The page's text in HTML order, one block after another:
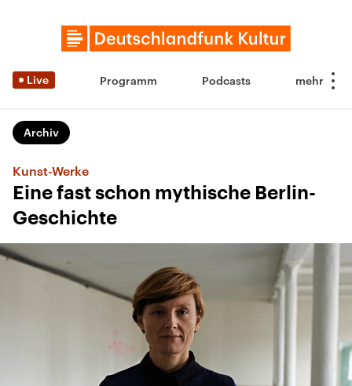
Live Programm Podcasts
Archiv
Kunst-Werke
Eine fast schon mythische Berlin-
Geschichte